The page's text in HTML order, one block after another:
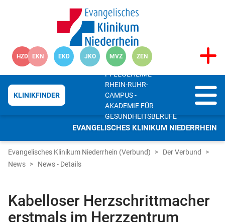
HZD EKN EKD JKO MVZ ZEN
EVANGELISCHES KLINIKUM NIEDERRHEIN
KLINIKFINDER
PFLEGEHEIME
RHEIN-RUHR-
CAMPUS -
AKADEMIE FÜR
GESUNDHEITSBERUFE
Evangelisches Klinikum Niederrhein (Verbund)
Der Verbund
News
News - Details
Kabelloser Herzschrittmacher
erstmals im Herzzentrum